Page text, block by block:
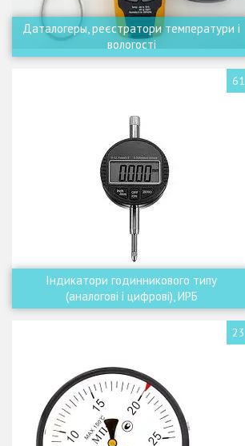
Даталогеры, реєстратори температури і
вологості
61
Індикатори годинникового типу
(аналогові і цифрові), ИРБ
23